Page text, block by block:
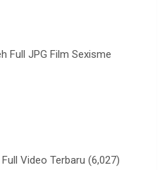
Full JPG Film Sexisme
Video Terbaru (6,027)